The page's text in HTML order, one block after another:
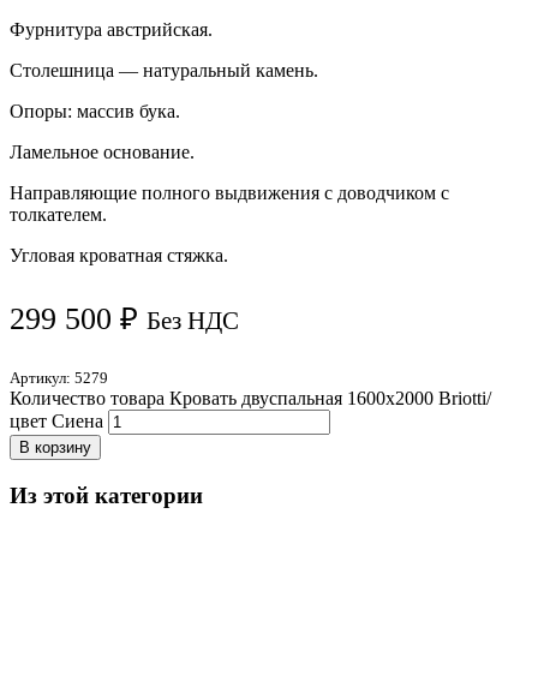
Фурнитура австрийская.
Столешница — натуральный камень.
Опоры: массив бука.
Ламельное основание.
Направляющие полного выдвижения с доводчиком с
толкателем.
Угловая кроватная стяжка.
299 500 ₽ Без НДС
Артикул: 5279
Количество товара Кровать двуспальная 1600х2000 Briotti/
цвет Сиена
В корзину
Из этой категории